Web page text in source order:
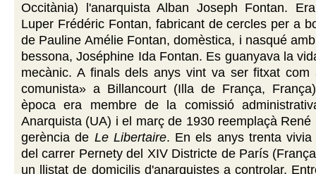
Occitània) l'anarquista Alban Joseph Fontan.
Luper Frédéric Fontan, fabricant de cercles per a
de Pauline Amélie Fontan, domèstica, i nasqué
bessona, Joséphine Ida Fontan. Es guanyava la
mecànic. A finals dels anys vint va ser fitxat com
comunista» a Billancourt (Illa de França,
època era membre de la comissió
Anarquista (UA) i el març de 1930 reemplaçà René
gerència de Le Libertaire. En els anys trenta
del carrer Pernety del XIV Districte de París
un llistat de domicilis d'anarquistes a controlar.